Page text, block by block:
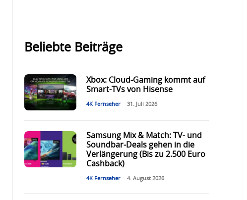
Beliebte Beiträge
Xbox: Cloud-Gaming kommt auf
Smart-TVs von Hisense
4K Fernseher 31. Juli 2026
Samsung Mix & Match: TV- und
Soundbar-Deals gehen in die
Verlängerung (Bis zu 2.500 Euro
Cashback)
4K Fernseher 4. August 2026